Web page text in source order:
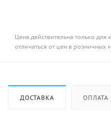
Цена действительна только для
отличаться от цен в розничных
ДОСТАВКА ОПЛАТА